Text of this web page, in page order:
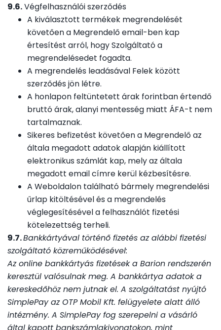
9.6.Végfelhasználói szerződés
A kiválasztott termékek megrendelését
követően a Megrendelő email-ben kap
értesítést arról, hogy Szolgáltató a
megrendelésedet fogadta.
A megrendelés leadásával Felek között
szerződés jön létre.
A honlapon feltüntetett árak forintban értendő
bruttó árak, alanyi mentesség miatt ÁFA-t nem
tartalmaznak.
Sikeres befizetést követően a Megrendelő az
általa megadott adatok alapján kiállított
elektronikus számlát kap, mely az általa
megadott email címre kerül kézbesítésre.
A Weboldalon található bármely megrendelési
űrlap kitöltésével és a megrendelés
véglegesítésével a felhasználót fizetési
kötelezettség terheli.
9.7.Bankkártyával történő fizetés az alábbi fizetési
szolgáltató közreműködésével:
Az online bankkártyás fizetések a Barion rendszerén
keresztül valósulnak meg. A bankkártya adatok a
kereskedőhöz nem jutnak el. A szolgáltatást nyújtó
SimplePay az OTP Mobil Kft. felügyelete alatt álló
intézmény. A SimplePay fog szerepelni a vásárló